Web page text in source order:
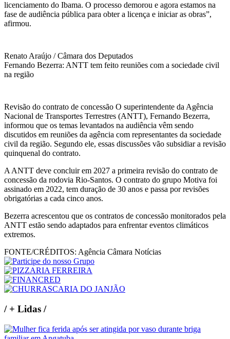
licenciamento do Ibama. O processo demorou e agora estamos na
fase de audiência pública para obter a licença e iniciar as obras”,
afirmou.
Renato Araújo / Câmara dos Deputados
Fernando Bezerra: ANTT tem feito reuniões com a sociedade civil
na região
Revisão do contrato de concessão O superintendente da Agência
Nacional de Transportes Terrestres (ANTT), Fernando Bezerra,
informou que os temas levantados na audiência vêm sendo
discutidos em reuniões da agência com representantes da sociedade
civil da região. Segundo ele, essas discussões vão subsidiar a revisão
quinquenal do contrato.
A ANTT deve concluir em 2027 a primeira revisão do contrato de
concessão da rodovia Rio-Santos. O contrato do grupo Motiva foi
assinado em 2022, tem duração de 30 anos e passa por revisões
obrigatórias a cada cinco anos.
Bezerra acrescentou que os contratos de concessão monitorados pela
ANTT estão sendo adaptados para enfrentar eventos climáticos
extremos.
FONTE/CRÉDITOS: Agência Câmara Notícias
/+ Lidas /